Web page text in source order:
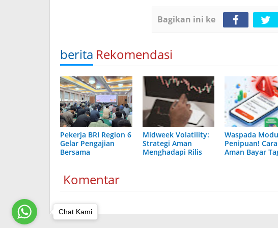
Bagikan ini ke
berita Rekomendasi
Pekerja BRI Region 6
Gelar Pengajian
Bersama
Midweek Volatility:
Strategi Aman
Menghadapi Rilis
Data Ekonomi
Waspada
Penipuan! Cara
Aman Bayar
Akulaku dan
Komentar
Chat Kami